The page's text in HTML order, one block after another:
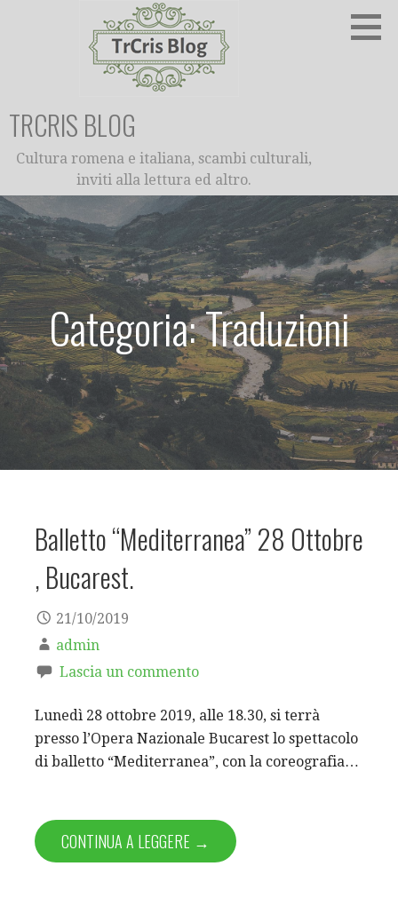
TRCRIS BLOG
Cultura romena e italiana, scambi culturali,
inviti alla lettura ed altro.
Categoria: Traduzioni
Balletto “Mediterranea” 28 Ottobre
, Bucarest.
21/10/2019
admin
Lascia un commento
Lunedì 28 ottobre 2019, alle 18.30, si terrà
presso l’Opera Nazionale Bucarest lo spettacolo
di balletto “Mediterranea”, con la coreografia…
CONTINUA A LEGGERE →